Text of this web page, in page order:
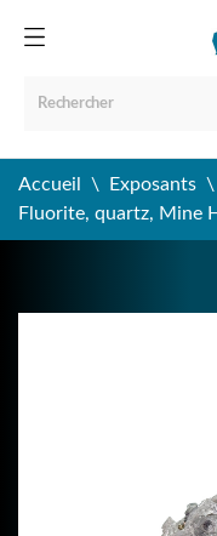
Accueil Exposants
Fluorite, quartz, Mine